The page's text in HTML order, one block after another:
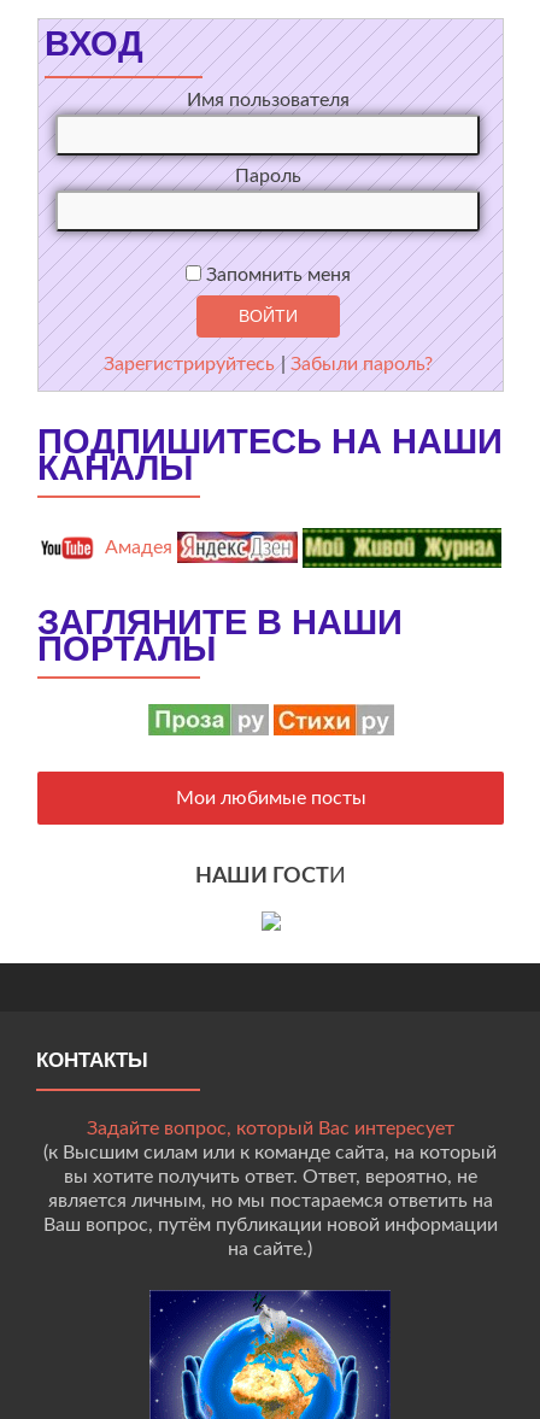
ВХОД
Имя пользователя
Пароль
Запомнить меня
Зарегистрируйтесь |Забыли пароль?
ПОДПИШИТЕСЬ НА НАШИ
КАНАЛЫ
Амадея
ЗАГЛЯНИТЕ В НАШИ
ПОРТАЛЫ
Мои любимые посты
НАШИ ГОСТИ
КОНТАКТЫ
Задайте вопрос, который Вас интересует
(к Высшим силам или к команде сайта, на который
вы хотите получить ответ. Ответ, вероятно, не
является личным, но мы постараемся ответить на
Ваш вопрос, путём публикации новой информации
на сайте.)